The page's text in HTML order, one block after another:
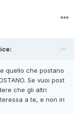
quello che postano
Se vuoi post
che gli altri
a te, e non in